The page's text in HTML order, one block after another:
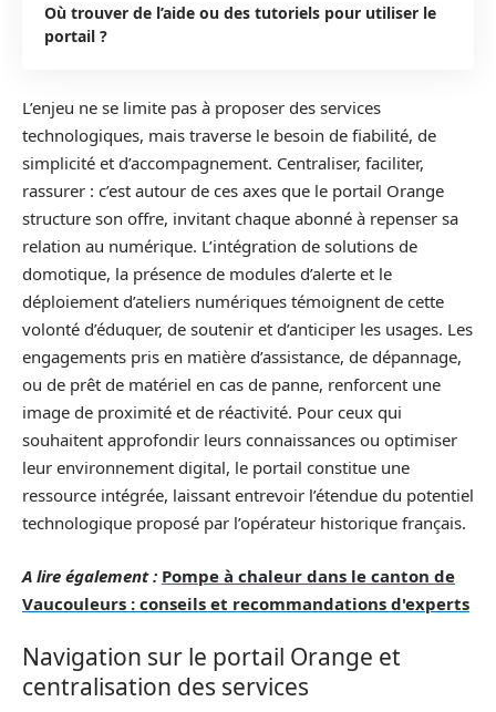
Où trouver de l’aide ou des tutoriels pour utiliser le
portail ?
L’enjeu ne se limite pas à proposer des services
technologiques, mais traverse le besoin de fiabilité, de
simplicité et d’accompagnement. Centraliser, faciliter,
rassurer : c’est autour de ces axes que le portail Orange
structure son offre, invitant chaque abonné à repenser sa
relation au numérique. L’intégration de solutions de
domotique, la présence de modules d’alerte et le
déploiement d’ateliers numériques témoignent de cette
volonté d’éduquer, de soutenir et d’anticiper les usages. Les
engagements pris en matière d’assistance, de dépannage,
ou de prêt de matériel en cas de panne, renforcent une
image de proximité et de réactivité. Pour ceux qui
souhaitent approfondir leurs connaissances ou optimiser
leur environnement digital, le portail constitue une
ressource intégrée, laissant entrevoir l’étendue du potentiel
technologique proposé par l’opérateur historique français.
A lire également : Pompe à chaleur dans le canton de
Vaucouleurs : conseils et recommandations d'experts
Navigation sur le portail Orange et
centralisation des services